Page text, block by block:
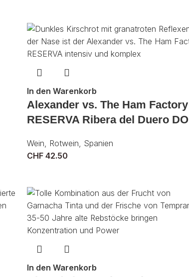
In den Warenkorb
Alexander vs. The Ham Factory
RESERVA Ribera del Duero DO
Wein, Rotwein, Spanien
CHF 42.50
In den Warenkorb